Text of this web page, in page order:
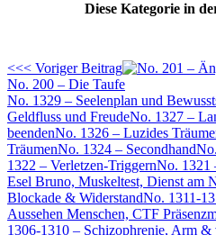
Diese Kategorie in
<<< Voriger Beitrag
No. 200 – Die Taufe
No. 1329 – Seelenplan und
Geldfluss und FreudeNo. 1327 –
beendenNo. 1326 – Luzides
TräumenNo. 1324 – Secondhand
1322 – Verletzen-TriggernNo. 1321
Esel Bruno, Muskeltest, Dienst am
Blockade & WiderstandNo. 1311-
Aussehen Menschen, CTF
1306-1310 – Schizophrenie, Arm &